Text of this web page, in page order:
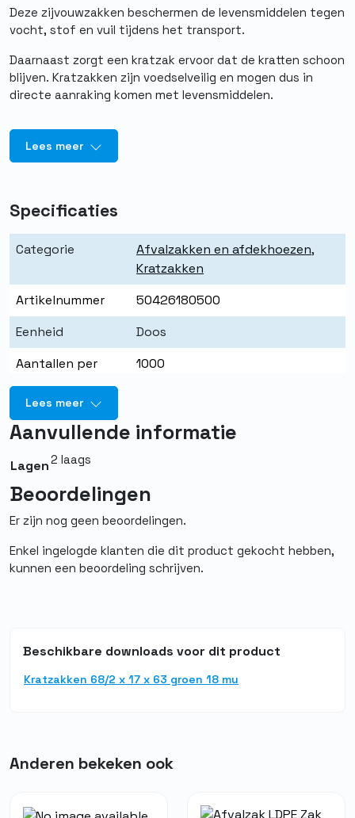
Deze zijvouwzakken beschermen de levensmiddelen tegen
vocht, stof en vuil tijdens het transport.
Daarnaast zorgt een kratzak ervoor dat de kratten schoon
blijven. Kratzakken zijn voedselveilig en mogen dus in
directe aanraking komen met levensmiddelen.
Lees meer
Specificaties
Categorie Afvalzakken en afdekhoezen,
Kratzakken
Artikelnummer
50426180500
Eenheid
Doos
Aantallen per
eenheid
1000
Aantal per doos
Lees meer
Aanvullende informatie
Lagen2 laags
Beoordelingen
Er zijn nog geen beoordelingen.
Enkel ingelogde klanten die dit product gekocht hebben,
kunnen een beoordeling schrijven.
Beschikbare downloads voor dit product
Kratzakken 68/2 x 17 x 63 groen 18 mu
Anderen bekeken ook